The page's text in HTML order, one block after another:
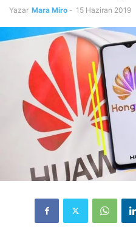
Yazar Mara Miro - 15 Haziran 2019